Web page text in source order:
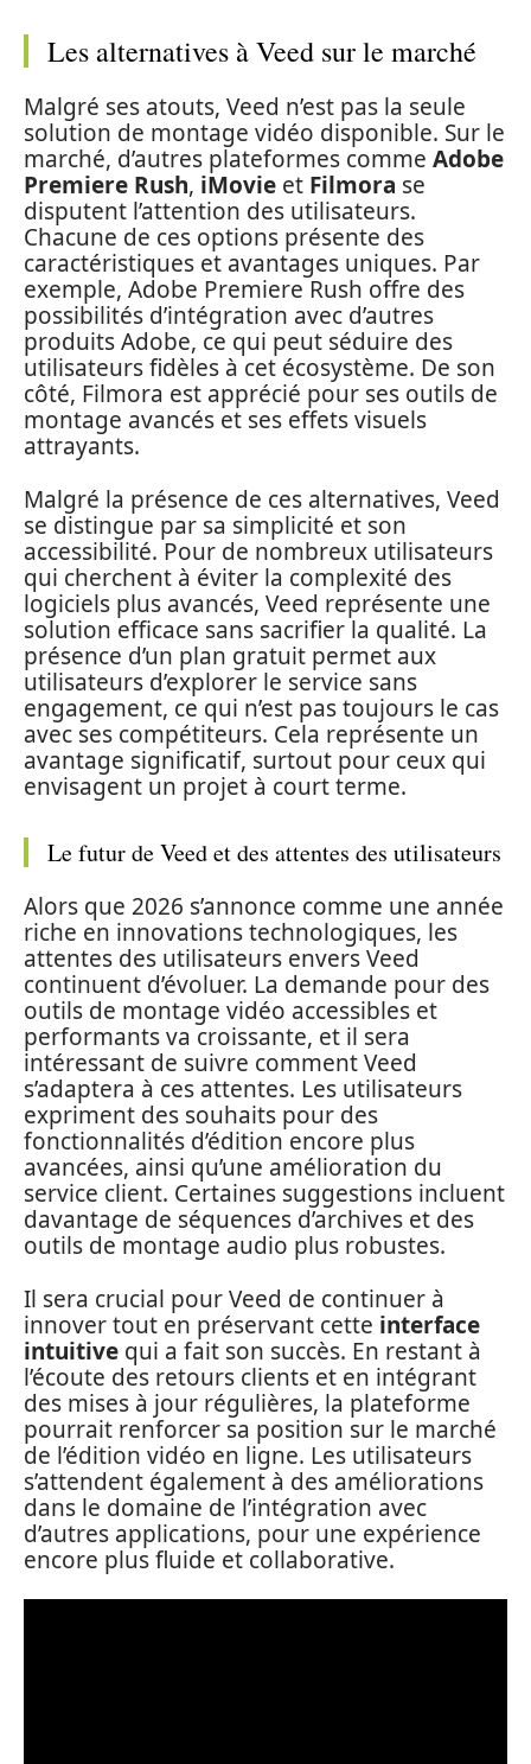
Les alternatives à Veed sur le marché
Malgré ses atouts, Veed n’est pas la seule
solution de montage vidéo disponible. Sur le
marché, d’autres plateformes comme Adobe
Premiere Rush, iMovie et Filmora se
disputent l’attention des utilisateurs.
Chacune de ces options présente des
caractéristiques et avantages uniques. Par
exemple, Adobe Premiere Rush offre des
possibilités d’intégration avec d’autres
produits Adobe, ce qui peut séduire des
utilisateurs fidèles à cet écosystème. De son
côté, Filmora est apprécié pour ses outils de
montage avancés et ses effets visuels
attrayants.
Malgré la présence de ces alternatives, Veed
se distingue par sa simplicité et son
accessibilité. Pour de nombreux utilisateurs
qui cherchent à éviter la complexité des
logiciels plus avancés, Veed représente une
solution efficace sans sacrifier la qualité. La
présence d’un plan gratuit permet aux
utilisateurs d’explorer le service sans
engagement, ce qui n’est pas toujours le cas
avec ses compétiteurs. Cela représente un
avantage significatif, surtout pour ceux qui
envisagent un projet à court terme.
Le futur de Veed et des attentes des utilisateurs
Alors que 2026 s’annonce comme une année
riche en innovations technologiques, les
attentes des utilisateurs envers Veed
continuent d’évoluer. La demande pour des
outils de montage vidéo accessibles et
performants va croissante, et il sera
intéressant de suivre comment Veed
s’adaptera à ces attentes. Les utilisateurs
expriment des souhaits pour des
fonctionnalités d’édition encore plus
avancées, ainsi qu’une amélioration du
service client. Certaines suggestions incluent
davantage de séquences d’archives et des
outils de montage audio plus robustes.
Il sera crucial pour Veed de continuer à
innover tout en préservant cette interface
intuitive qui a fait son succès. En restant à
l’écoute des retours clients et en intégrant
des mises à jour régulières, la plateforme
pourrait renforcer sa position sur le marché
de l’édition vidéo en ligne. Les utilisateurs
s’attendent également à des améliorations
dans le domaine de l’intégration avec
d’autres applications, pour une expérience
encore plus fluide et collaborative.